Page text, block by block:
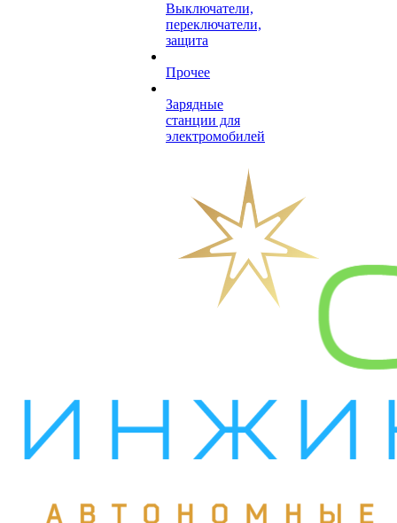
Выключатели,
переключатели,
защита
Прочее
Зарядные
станции для
электромобилей